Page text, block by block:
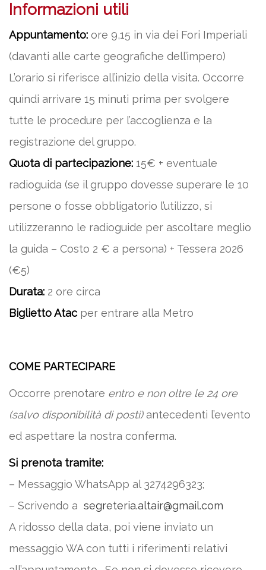
Informazioni utili
Appuntamento: ore 9,15 in via dei Fori Imperiali
(davanti alle carte geografiche dell’impero)
L’orario si riferisce all’inizio della visita. Occorre
quindi arrivare 15 minuti prima per svolgere
tutte le procedure per l’accoglienza e la
registrazione del gruppo.
Quota di partecipazione: 15€ + eventuale
radioguida (se il gruppo dovesse superare le 10
persone o fosse obbligatorio l’utilizzo, si
utilizzeranno le radioguide per ascoltare meglio
la guida – Costo 2 € a persona) + Tessera 2026
(€5)
Durata: 2 ore circa
Biglietto Atac per entrare alla Metro
COME PARTECIPARE
Occorre prenotare entro e non oltre le 24 ore
(salvo disponibilità di posti)antecedenti l’evento
ed aspettare la nostra conferma.
Si prenota tramite:
– Messaggio WhatsApp al 3274296323;
– Scrivendo a segreteria.altair@gmail.com
A ridosso della data, poi viene inviato un
messaggio WA con tutti i riferimenti relativi